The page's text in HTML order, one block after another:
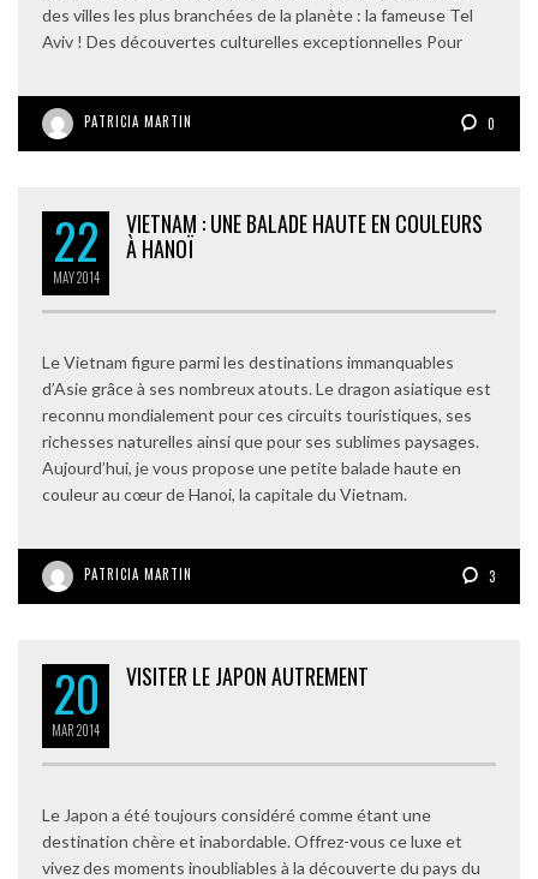
des villes les plus branchées de la planète : la fameuse Tel
Aviv ! Des découvertes culturelles exceptionnelles Pour
PATRICIA MARTIN 0
22
MAY2014
VIETNAM : UNE BALADE HAUTE EN COULEURS
À HANOÏ
Le Vietnam figure parmi les destinations immanquables
d’Asie grâce à ses nombreux atouts. Le dragon asiatique est
reconnu mondialement pour ces circuits touristiques, ses
richesses naturelles ainsi que pour ses sublimes paysages.
Aujourd’hui, je vous propose une petite balade haute en
couleur au cœur de Hanoi, la capitale du Vietnam.
PATRICIA MARTIN 3
20
MAR2014
VISITER LE JAPON AUTREMENT
Le Japon a été toujours considéré comme étant une
destination chère et inabordable. Offrez-vous ce luxe et
vivez des moments inoubliables à la découverte du pays du